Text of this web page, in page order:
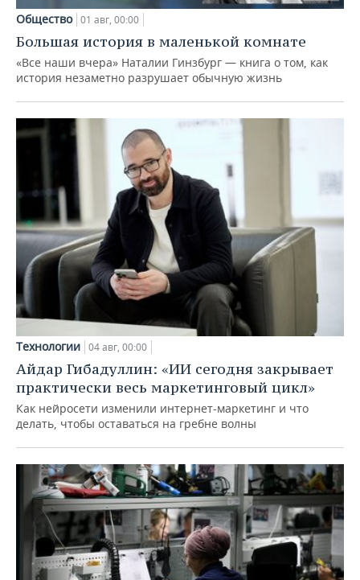
Общество 01 авг, 00:00
Большая история в маленькой комнате
«Все наши вчера» Наталии Гинзбург — книга о том, как
история незаметно разрушает обычную жизнь
Технологии 04 авг, 00:00
Айдар Гибадуллин: «ИИ сегодня закрывает
практически весь маркетинговый цикл»
Как нейросети изменили интернет-маркетинг и что
делать, чтобы оставаться на гребне волны